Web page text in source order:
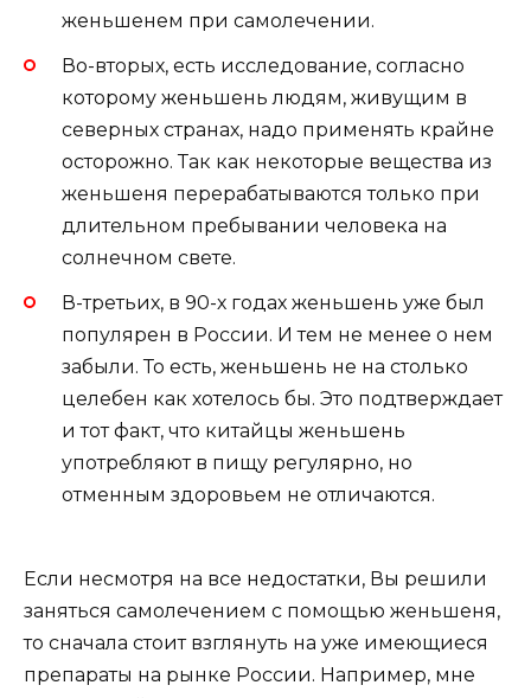
женьшенем при самолечении.
Во-вторых, есть исследование, согласно
которому женьшень людям, живущим в
северных странах, надо применять крайне
осторожно. Так как некоторые вещества из
женьшеня перерабатываются только при
длительном пребывании человека на
солнечном свете.
В-третьих, в 90-х годах женьшень уже был
популярен в России. И тем не менее о нем
забыли. То есть, женьшень не на столько
целебен как хотелось бы. Это подтверждает
и тот факт, что китайцы женьшень
употребляют в пищу регулярно, но
отменным здоровьем не отличаются.
Если несмотря на все недостатки, Вы решили
заняться самолечением с помощью женьшеня,
то сначала стоит взглянуть на уже имеющиеся
препараты на рынке России. Например, мне